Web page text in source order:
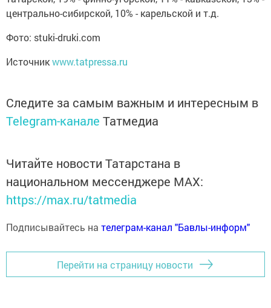
центрально-сибирской, 10% - карельской и т.д.
Фото: stuki-druki.com
Источникwww.tatpressa.ru
Следите за самым важным и интересным в
Telegram-канале Татмедиа
Читайте новости Татарстана в
национальном мессенджере MАХ:
https://max.ru/tatmedia
Подписывайтесь на телеграм-канал "Бавлы-информ"
Перейти на страницу новости